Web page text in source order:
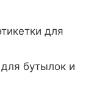
для
бутылок и